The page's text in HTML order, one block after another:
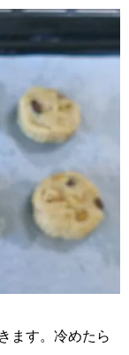
ます。冷めたら